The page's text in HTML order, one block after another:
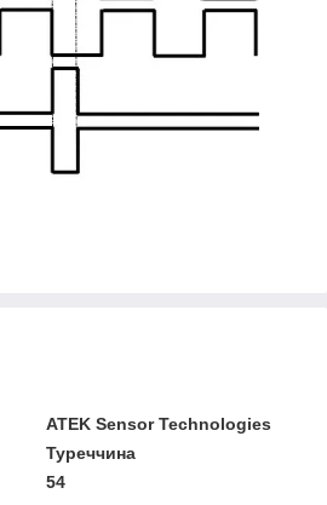
ATEK Sensor Technologies
Туреччина
54